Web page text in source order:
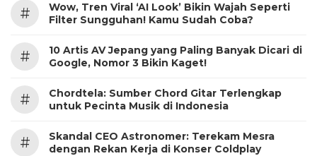
#
Wow, Tren Viral ‘AI Look’ Bikin Wajah Seperti
Filter Sungguhan! Kamu Sudah Coba?
#
10 Artis AV Jepang yang Paling Banyak Dicari di
Google, Nomor 3 Bikin Kaget!
#
Chordtela: Sumber Chord Gitar Terlengkap
untuk Pecinta Musik di Indonesia
#
Skandal CEO Astronomer: Terekam Mesra
dengan Rekan Kerja di Konser Coldplay